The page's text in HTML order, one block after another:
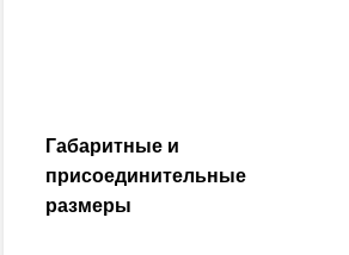
Габаритные и
присоединительные
размеры